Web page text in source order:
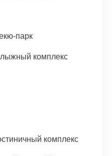
парк
комплекс
комплекс